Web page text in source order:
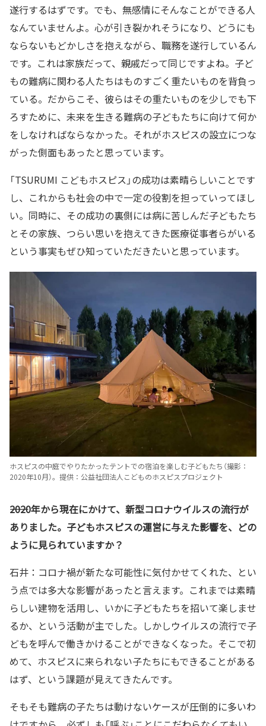
遂行するはずです。でも、無感情にそんなことができる人
なんていませんよ。心が引き裂かれそうになり、どうにも
ならないもどかしさを抱えながら、職務を遂行しているん
です。これは家族だって、親戚だって同じですよね。子ど
もの難病に関わる人たちはものすごく重たいものを背負っ
ている。だからこそ、彼らはその重たいものを少しでも下
ろすために、未来を生きる難病の子どもたちに向けて何か
をしなければならなかった。それがホスピスの設立につな
がった側面もあったと思っています。
「TSURUMI こどもホスピス」の成功は素晴らしいことです
し、これからも社会の中で一定の役割を担っていってほし
い。同時に、その成功の裏側には病に苦しんだ子どもたち
とその家族、つらい思いを抱えてきた医療従事者らがいる
という事実もぜひ知っていただきたいと思っています。
ホスピスの中庭でやりたかったテントでの宿泊を楽しむ子どもたち（撮影：
2020年10月）。提供：公益社団法人こどものホスピスプロジェクト
――2020年から現在にかけて、新型コロナウイルスの流行が
ありました。子どもホスピスの運営に与えた影響を、どの
ように見られていますか？
石井：コロナ禍が新たな可能性に気付かせてくれた、とい
う点では多大な影響があったと言えます。これまでは素晴
らしい建物を活用し、いかに子どもたちを招いて楽しませ
るか、という活動が主でした。しかしウイルスの流行で子
どもを呼んで働きかけることができなくなった。そこで初
めて、ホスピスに来られない子たちにもできることがある
はず、という課題が見えてきたんです。
そもそも難病の子たちは動けないケースが圧倒的に多いわ